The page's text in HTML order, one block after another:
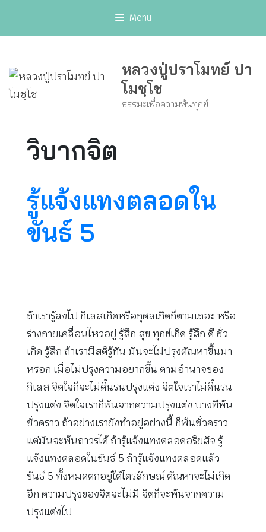
Menu
หลวงปู่ปราโมทย์ ปา
โมชฺโช
ธรรมะเพื่อความพ้นทุกข์
วิบากจิต
รู้แจ้งแทงตลอดใน
ขันธ์ 5
ถ้าเรารู้ลงไป กิเลสเกิดหรือกุศลเกิดก็ตามเถอะ หรือ
ร่างกายเคลื่อนไหวอยู่ รู้สึก สุข ทุกข์เกิด รู้สึก ดี ชั่ว
เกิด รู้สึก ถ้าเรามีสติรู้ทัน มันจะไม่ปรุงตัณหาขึ้นมา
หรอก เมื่อไม่ปรุงความอยากขึ้น ตามอำนาจของ
กิเลส จิตใจก็จะไม่ดิ้นรนปรุงแต่ง จิตใจเราไม่ดิ้นรน
ปรุงแต่ง จิตใจเราก็พ้นจากความปรุงแต่ง บางทีพ้น
ชั่วคราว ถ้าอย่างเรายังทำอยู่อย่างนี้ ก็พ้นชั่วคราว
แต่มันจะพ้นถาวรได้ ถ้ารู้แจ้งแทงตลอดอริยสัจ รู้
แจ้งแทงตลอดในขันธ์ 5 ถ้ารู้แจ้งแทงตลอดแล้ว
ขันธ์ 5 ทั้งหมดตกอยู่ใต้ไตรลักษณ์ ตัณหาจะไม่เกิด
อีก ความปรุงของจิตจะไม่มี จิตก็จะพ้นจากความ
ปรุงแต่งไป